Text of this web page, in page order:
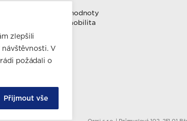
zlepšili
V
požádali o
Přijmout vše
fondu
Firemní hodnoty
Elektromobilita